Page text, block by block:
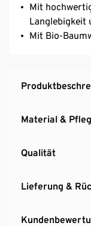
Mit
Langlebigkeit
Mit Bio-
Material &
Qualität
Lieferung &